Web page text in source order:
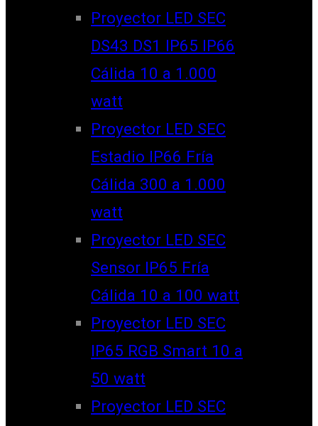
Proyector LED SEC
DS43 DS1 IP65 IP66
Cálida 10 a 1.000
watt
Proyector LED SEC
Estadio IP66 Fría
Cálida 300 a 1.000
watt
Proyector LED SEC
Sensor IP65 Fría
Cálida 10 a 100 watt
Proyector LED SEC
IP65 RGB Smart 10 a
50 watt
Proyector LED SEC